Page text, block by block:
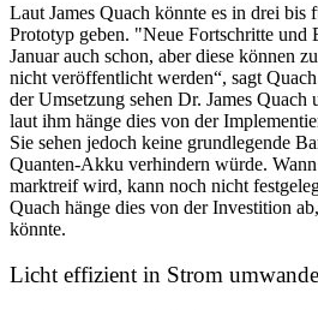
Laut James Quach könnte es in drei bis
Prototyp geben. "Neue Fortschritte und
Januar auch schon, aber diese können
nicht veröffentlicht werden“, sagt
der Umsetzung sehen Dr. James Quach
laut ihm hänge dies von der
Sie sehen jedoch keine grundlegende
Quanten-Akku verhindern würde.
marktreif wird, kann noch nicht
Quach hänge dies von der Investition
könnte.
Licht effizient in Strom